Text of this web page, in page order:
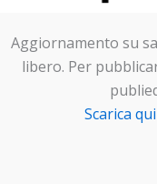
Aggiornamento su
libero. Per
Scarica